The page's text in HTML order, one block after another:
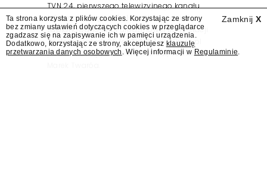
TVN 24, pierwszego telewizyjnego kanału
informacyjnego w Polsce. Na ten dzień
zaplanowano finał urodzinowej trasy stacji
"Jesteśmy stąd". 25 lat TVN 24 dla Press.pl
podsumowują Jarosław Kuźniar, Tomasz Lis i
Zamknij X
Ta strona korzysta z plików cookies. Korzystając ze strony
bez zmiany ustawień dotyczących cookies w przeglądarce
zgadzasz się na zapisywanie ich w pamięci urządzenia.
Dodatkowo, korzystając ze strony, akceptujesz klauzulę
przetwarzania danych osobowych . Więcej informacji w Regulaminie.